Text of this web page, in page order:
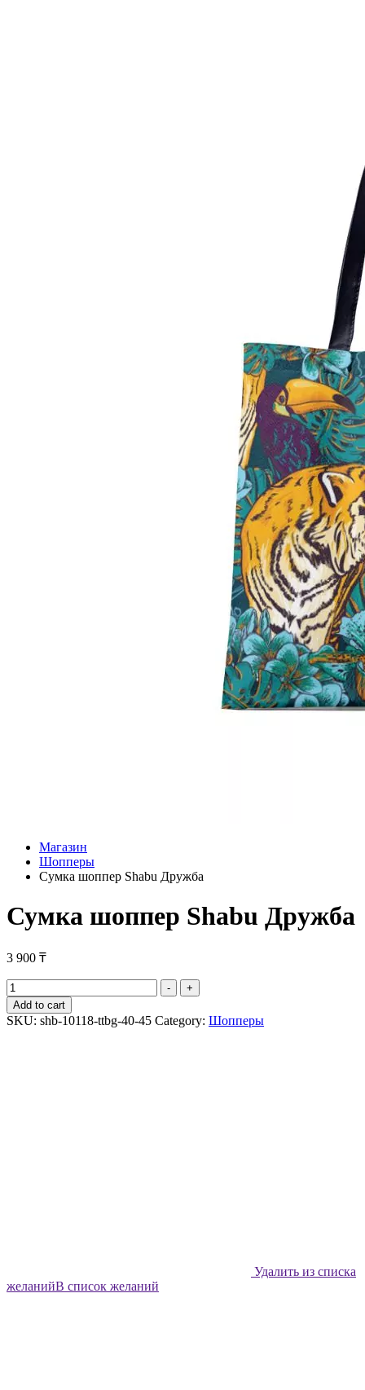
Магазин
Шопперы
Сумка шоппер Shabu Дружба
Сумка шоппер Shabu Дружба
3 900 ₸
Сумка
шоппер
Shabu
Дружба
-
+
Add to cart
SKU: shb-10118-ttbg-40-45 Category: Шопперы
Удалить из списка
желанийВ список желаний